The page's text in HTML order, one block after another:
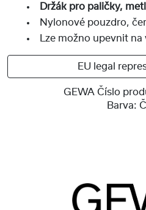
Držák pro paličky,
Nylonové pouzdro,
Lze možno upevnit
EU legal
GEWA Číslo
Barva: